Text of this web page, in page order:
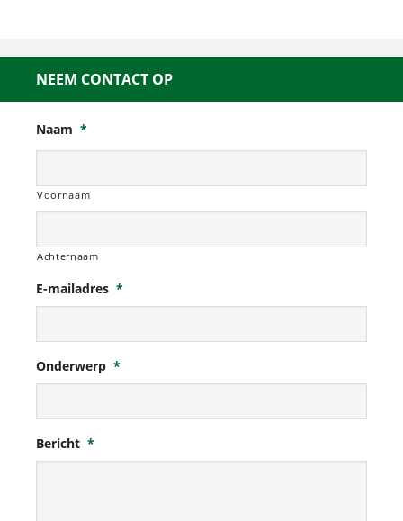
NEEM CONTACT OP
Naam *
Voornaam
Achternaam
E-mailadres *
Onderwerp *
Bericht *